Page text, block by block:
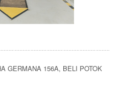
GERMANA 156A, BELI POTOK